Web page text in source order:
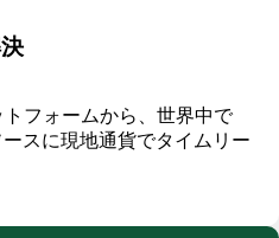
トフォームから、世界中で
スに現地通貨でタイムリー